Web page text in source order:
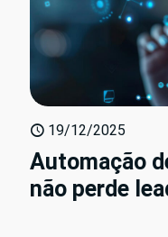
19/12/2025
Automação
não perde